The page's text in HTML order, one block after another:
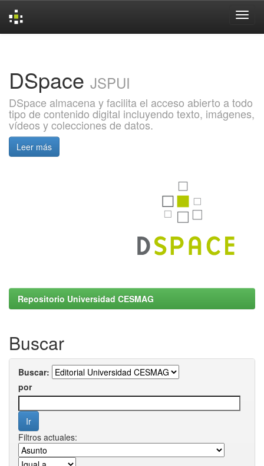
DSpace JSPUI
DSpace almacena y facilita el acceso abierto a todo
tipo de contenido digital incluyendo texto, imágenes,
vídeos y colecciones de datos.
Leer más
Repositorio Universidad CESMAG
Buscar
Buscar:
por
Filtros actuales: